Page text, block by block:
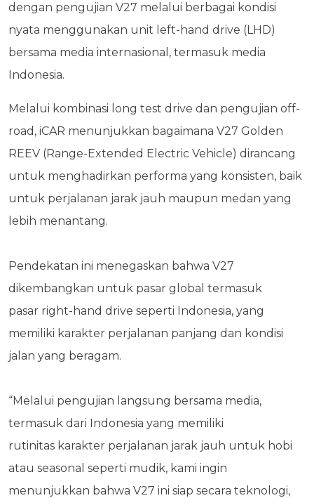
dengan pengujian V27 melalui berbagai kondisi
nyata menggunakan unit left-hand drive (LHD)
bersama media internasional, termasuk media
Indonesia.
Melalui kombinasi long test drive dan pengujian off-
road, iCAR menunjukkan bagaimana V27 Golden
REEV (Range-Extended Electric Vehicle) dirancang
untuk menghadirkan performa yang konsisten, baik
untuk perjalanan jarak jauh maupun medan yang
lebih menantang.
Pendekatan ini menegaskan bahwa V27
dikembangkan untuk pasar global termasuk
pasar right-hand drive seperti Indonesia, yang
memiliki karakter perjalanan panjang dan kondisi
jalan yang beragam.
“Melalui pengujian langsung bersama media,
termasuk dari Indonesia yang memiliki
rutinitas karakter perjalanan jarak jauh untuk hobi
atau seasonal seperti mudik, kami ingin
menunjukkan bahwa V27 ini siap secara teknologi,